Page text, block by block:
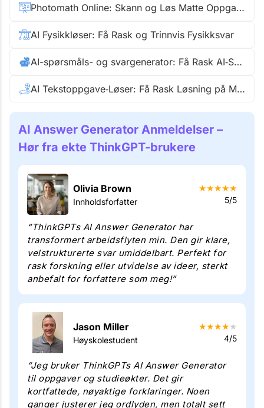
Photomath Online: Skann og Løs Matte Oppgaver
AI Fysikkløser: Få Rask og Trinnvis Fysikksvar
AI-spørsmåls- og svargenerator: Få Rask AI‑Svar
AI Tekstoppgave‑Løser: Få Rask Løsning på Matteoppgaver
AI Answer Generator Anmeldelser –
Hør fra ekte ThinkGPT-brukere
Olivia Brown
Innholdsforfatter
★★★★★
5/5
“ThinkGPTs AI Answer Generator har
transformert arbeidsflyten min. Den gir klare,
velstrukturerte svar umiddelbart. Perfekt for
rask forskning eller utvidelse av ideer, sterkt
anbefalt for forfattere som meg!”
Jason Miller
Høyskolestudent
★★★★★
4/5
“Jeg bruker ThinkGPTs AI Answer Generator
til oppgaver og studieøkter. Det gir
kortfattede, nøyaktige forklaringer. Noen
ganger justerer jeg ordlyden, men totalt sett